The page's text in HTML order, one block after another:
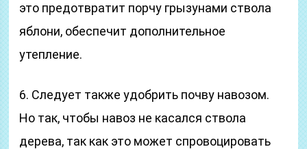
это предотвратит порчу грызунами ствола
яблони, обеспечит дополнительное
утепление.
6. Следует также удобрить почву навозом.
Но так, чтобы навоз не касался ствола
дерева, так как это может спровоцировать